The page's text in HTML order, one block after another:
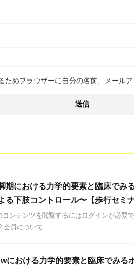
ためブラウザーに自分の名前、メールア
期における力学的要素と臨床でみ
る下肢コントロール〜【歩行セミナ
コンテンツを閲覧するにはログインが必要
会員について
における力学的要素と臨床でみる